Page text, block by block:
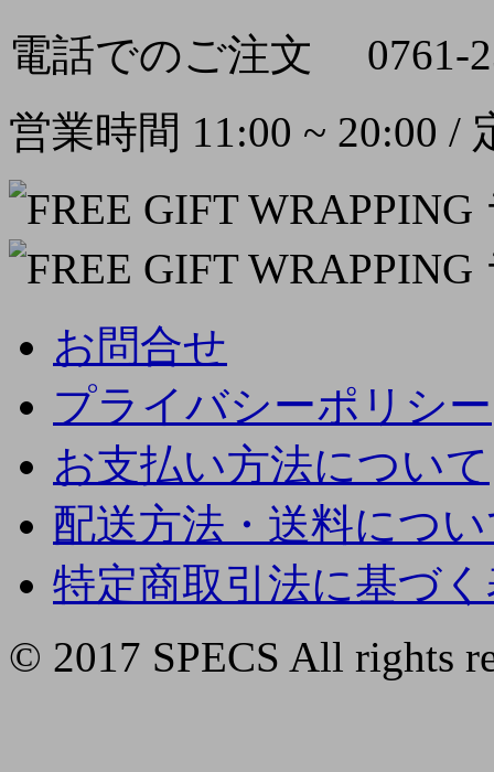
電話でのご注文
0761-
営業時間 11:00 ~ 20:00 /
お問合せ
プライバシーポリシー
お支払い方法について
配送方法・送料につ
特定商取引法に基づ
© 2017 SPECS All rights